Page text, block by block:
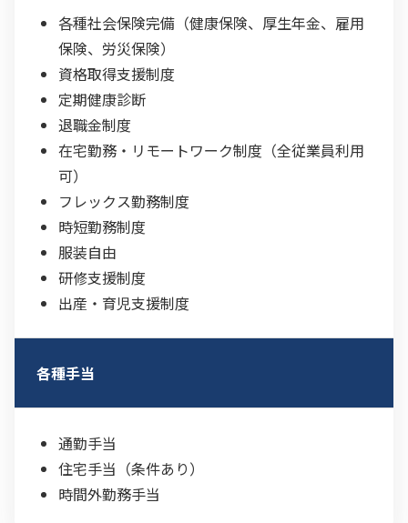
各種社会保険完備（健康保険、厚生年金、雇用
保険、労災保険）
資格取得支援制度
定期健康診断
退職金制度
在宅勤務・リモートワーク制度（全従業員利用
可）
フレックス勤務制度
時短勤務制度
服装自由
研修支援制度
出産・育児支援制度
各種手当
通勤手当
住宅手当（条件あり）
時間外勤務手当